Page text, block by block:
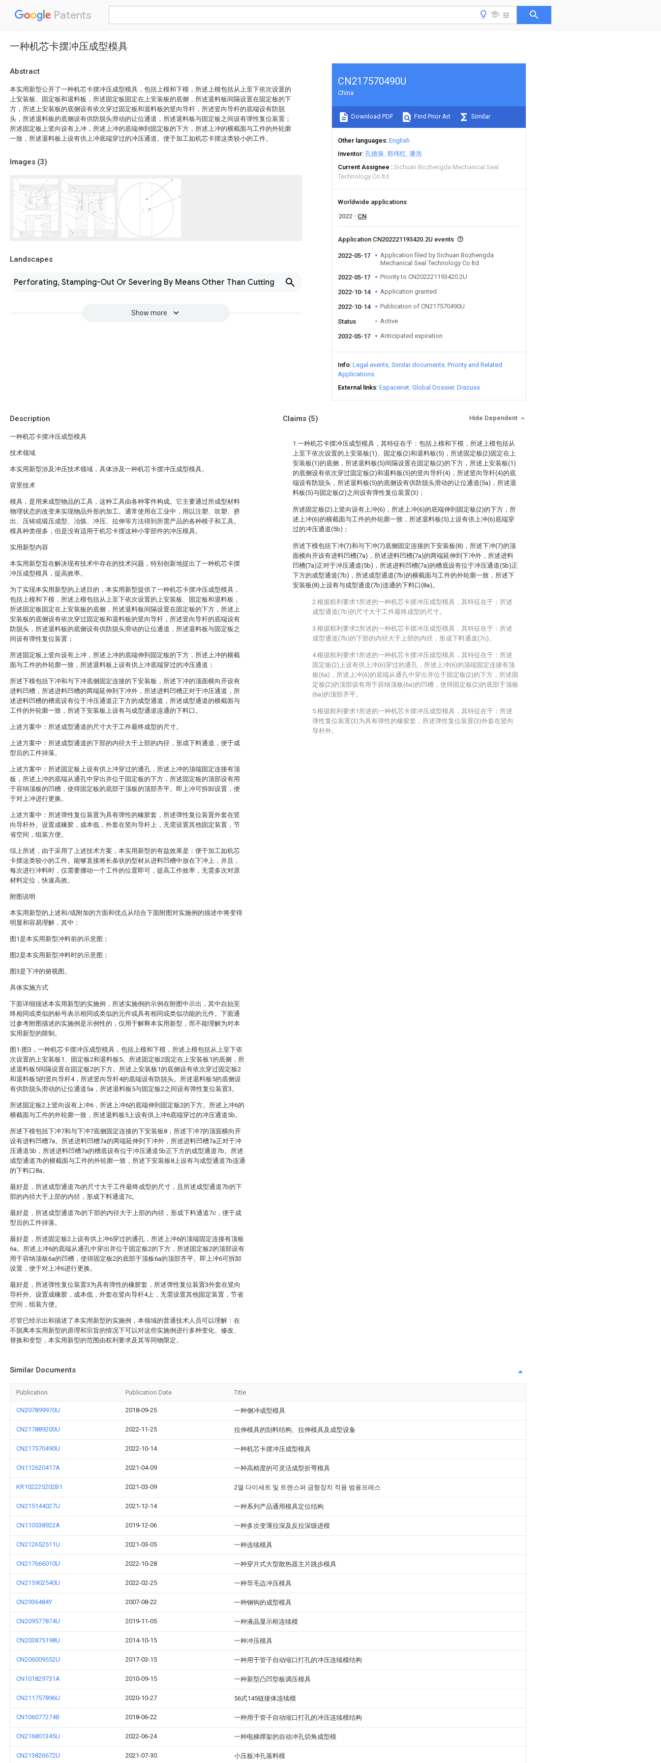
Patents
一种机芯卡摆冲压成型模具
Abstract
本实用新型公开了一种机芯卡摆冲压成型模具，包括上模和下模，所述上模包括从上至下依次设置的
上安装板、固定板和退料板，所述固定板固定在上安装板的底侧，所述退料板间隔设置在固定板的下
方，所述上安装板的底侧设有依次穿过固定板和退料板的竖向导杆，所述竖向导杆的底端设有防脱
头，所述退料板的底侧设有供防脱头滑动的让位通道，所述退料板与固定板之间设有弹性复位装置；
所述固定板上竖向设有上冲，所述上冲的底端伸到固定板的下方，所述上冲的横截面与工件的外轮廓
一致，所述退料板上设有供上冲底端穿过的冲压通道。便于加工如机芯卡摆这类较小的工件。
Images (3)
Landscapes
Perforating, Stamping-Out Or Severing By Means Other Than Cutting
Show more
CN217570490U
China
Download PDF Find Prior Art Similar
Other languages English
Inventor 孔德泉 郑伟红 潘浩
Current Assignee
Sichuan Bozhengda Mechanical Seal
Technology Co ltd
Worldwide applications
2022
CN
Application CN202221193420.2U events
2022-05-17
Application filed by Sichuan Bozhengda
Mechanical Seal Technology Co ltd
2022-05-17
Priority to CN202221193420.2U
2022-10-14 Application granted
2022-10-14 Publication of CN217570490U
Status Active
2032-05-17 Anticipated expiration
Info Legal events Similar documents Priority and Related
Applications
External links Espacenet Global Dossier Discuss
Description
一种机芯卡摆冲压成型模具
技术领域
本实用新型涉及冲压技术领域，具体涉及一种机芯卡摆冲压成型模具。
背景技术
模具，是用来成型物品的工具，这种工具由各种零件构成。它主要通过所成型材料
物理状态的改变来实现物品外形的加工。通常使用在工业中，用以注塑、吹塑、挤
出、压铸或锻压成型、冶炼、冲压、拉伸等方法得到所需产品的各种模子和工具。
模具种类很多，但是没有适用于机芯卡摆这种小零部件的冲压模具。
实用新型内容
本实用新型旨在解决现有技术中存在的技术问题，特别创新地提出了一种机芯卡摆
冲压成型模具，提高效率。
为了实现本实用新型的上述目的，本实用新型提供了一种机芯卡摆冲压成型模具，
包括上模和下模，所述上模包括从上至下依次设置的上安装板、固定板和退料板，
所述固定板固定在上安装板的底侧，所述退料板间隔设置在固定板的下方，所述上
安装板的底侧设有依次穿过固定板和退料板的竖向导杆，所述竖向导杆的底端设有
防脱头，所述退料板的底侧设有供防脱头滑动的让位通道，所述退料板与固定板之
间设有弹性复位装置；
所述固定板上竖向设有上冲，所述上冲的底端伸到固定板的下方，所述上冲的横截
面与工件的外轮廓一致，所述退料板上设有供上冲底端穿过的冲压通道；
所述下模包括下冲和与下冲底侧固定连接的下安装板，所述下冲的顶面横向开设有
进料凹槽，所述进料凹槽的两端延伸到下冲外，所述进料凹槽正对于冲压通道，所
述进料凹槽的槽底设有位于冲压通道正下方的成型通道，所述成型通道的横截面与
工件的外轮廓一致，所述下安装板上设有与成型通道连通的下料口。
上述方案中：所述成型通道的尺寸大于工件最终成型的尺寸。
上述方案中：所述成型通道的下部的内径大于上部的内径，形成下料通道，便于成
型后的工件掉落。
上述方案中：所述固定板上设有供上冲穿过的通孔，所述上冲的顶端固定连接有顶
板，所述上冲的底端从通孔中穿出并位于固定板的下方，所述固定板的顶部设有用
于容纳顶板的凹槽，使得固定板的底部于顶板的顶部齐平。即上冲可拆卸设置，便
于对上冲进行更换。
上述方案中：所述弹性复位装置为具有弹性的橡胶套，所述弹性复位装置外套在竖
向导杆外。设置成橡胶，成本低，外套在竖向导杆上，无需设置其他固定装置，节
省空间，组装方便。
综上所述，由于采用了上述技术方案，本实用新型的有益效果是：便于加工如机芯
卡摆这类较小的工件。能够直接将长条状的型材从进料凹槽中放在下冲上，并且，
每次进行冲料时，仅需要挪动一个工件的位置即可，提高工作效率，无需多次对原
材料定位，快速高效。
附图说明
本实用新型的上述和/或附加的方面和优点从结合下面附图对实施例的描述中将变得
明显和容易理解，其中：
图1是本实用新型冲料前的示意图；
图2是本实用新型冲料时的示意图；
图3是下冲的俯视图。
具体实施方式
下面详细描述本实用新型的实施例，所述实施例的示例在附图中示出，其中自始至
终相同或类似的标号表示相同或类似的元件或具有相同或类似功能的元件。下面通
过参考附图描述的实施例是示例性的，仅用于解释本实用新型，而不能理解为对本
实用新型的限制。
图1-图3，一种机芯卡摆冲压成型模具，包括上模和下模，所述上模包括从上至下依
次设置的上安装板1、固定板2和退料板5。所述固定板2固定在上安装板1的底侧，所
述退料板5间隔设置在固定板2的下方。所述上安装板1的底侧设有依次穿过固定板2
和退料板5的竖向导杆4，所述竖向导杆4的底端设有防脱头。所述退料板5的底侧设
有供防脱头滑动的让位通道5a，所述退料板5与固定板2之间设有弹性复位装置3。
所述固定板2上竖向设有上冲6，所述上冲6的底端伸到固定板2的下方。所述上冲6的
横截面与工件的外轮廓一致，所述退料板5上设有供上冲6底端穿过的冲压通道5b。
所述下模包括下冲7和与下冲7底侧固定连接的下安装板8，所述下冲7的顶面横向开
设有进料凹槽7a。所述进料凹槽7a的两端延伸到下冲外，所述进料凹槽7a正对于冲
压通道5b，所述进料凹槽7a的槽底设有位于冲压通道5b正下方的成型通道7b。所述
成型通道7b的横截面与工件的外轮廓一致，所述下安装板8上设有与成型通道7b连通
的下料口8a。
最好是，所述成型通道7b的尺寸大于工件最终成型的尺寸，且所述成型通道7b的下
部的内径大于上部的内径，形成下料通道7c。
最好是，所述成型通道7b的下部的内径大于上部的内径，形成下料通道7c，便于成
型后的工件掉落。
最好是，所述固定板2上设有供上冲6穿过的通孔，所述上冲6的顶端固定连接有顶板
6a。所述上冲6的底端从通孔中穿出并位于固定板2的下方，所述固定板2的顶部设有
用于容纳顶板6a的凹槽，使得固定板2的底部于顶板6a的顶部齐平。即上冲6可拆卸
设置，便于对上冲6进行更换。
最好是，所述弹性复位装置3为具有弹性的橡胶套，所述弹性复位装置3外套在竖向
导杆外。设置成橡胶，成本低，外套在竖向导杆4上，无需设置其他固定装置，节省
空间，组装方便。
尽管已经示出和描述了本实用新型的实施例，本领域的普通技术人员可以理解：在
不脱离本实用新型的原理和宗旨的情况下可以对这些实施例进行多种变化、修改、
替换和变型，本实用新型的范围由权利要求及其等同物限定。
Claims (5) Hide Dependent
1.一种机芯卡摆冲压成型模具，其特征在于：包括上模和下模，所述上模包括从
上至下依次设置的上安装板(1)、固定板(2)和退料板(5)，所述固定板(2)固定在上
安装板(1)的底侧，所述退料板(5)间隔设置在固定板(2)的下方，所述上安装板(1)
的底侧设有依次穿过固定板(2)和退料板(5)的竖向导杆(4)，所述竖向导杆(4)的底
端设有防脱头，所述退料板(5)的底侧设有供防脱头滑动的让位通道(5a)，所述退
料板(5)与固定板(2)之间设有弹性复位装置(3)；
所述固定板(2)上竖向设有上冲(6)，所述上冲(6)的底端伸到固定板(2)的下方，所
述上冲(6)的横截面与工件的外轮廓一致，所述退料板(5)上设有供上冲(6)底端穿
过的冲压通道(5b)；
所述下模包括下冲(7)和与下冲(7)底侧固定连接的下安装板(8)，所述下冲(7)的顶
面横向开设有进料凹槽(7a)，所述进料凹槽(7a)的两端延伸到下冲外，所述进料
凹槽(7a)正对于冲压通道(5b)，所述进料凹槽(7a)的槽底设有位于冲压通道(5b)正
下方的成型通道(7b)，所述成型通道(7b)的横截面与工件的外轮廓一致，所述下
安装板(8)上设有与成型通道(7b)连通的下料口(8a)。
2.根据权利要求1所述的一种机芯卡摆冲压成型模具，其特征在于：所述
成型通道(7b)的尺寸大于工件最终成型的尺寸。
3.根据权利要求2所述的一种机芯卡摆冲压成型模具，其特征在于：所述
成型通道(7b)的下部的内径大于上部的内径，形成下料通道(7c)。
4.根据权利要求1所述的一种机芯卡摆冲压成型模具，其特征在于：所述
固定板(2)上设有供上冲(6)穿过的通孔，所述上冲(6)的顶端固定连接有顶
板(6a)，所述上冲(6)的底端从通孔中穿出并位于固定板(2)的下方，所述固
定板(2)的顶部设有用于容纳顶板(6a)的凹槽，使得固定板(2)的底部于顶板
(6a)的顶部齐平。
5.根据权利要求1所述的一种机芯卡摆冲压成型模具，其特征在于：所述
弹性复位装置(3)为具有弹性的橡胶套，所述弹性复位装置(3)外套在竖向
导杆外。
Similar Documents
Publication Publication Date Title
CN207899970U 2018-09-25 一种侧冲成型模具
CN217889200U 2022-11-25 拉伸模具的刮料结构、拉伸模具及成型设备
CN217570490U 2022-10-14 一种机芯卡摆冲压成型模具
CN112620417A 2021-04-09 一种高精度的可灵活成型折弯模具
KR102225202B1 2021-03-09 2열 다이세트 및 트랜스퍼 금형장치 적용 범용프레스
CN215144027U 2021-12-14 一种系列产品通用模具定位结构
CN110538922A 2019-12-06 一种多次变薄拉深及反拉深级进模
CN212652511U 2021-03-05 一种连续模具
CN217666010U 2022-10-28 一种穿片式大型散热器主片跳步模具
CN215902540U 2022-02-25 一种导毛边冲压模具
CN2936484Y 2007-08-22 一种钢钩的成型模具
CN209577874U 2019-11-05 一种液晶显示框连续模
CN203875198U 2014-10-15 一种冲压模具
CN206009552U 2017-03-15 一种用于管子自动缩口打孔的冲压连续模结构
CN101829731A 2010-09-15 一种新型凸凹型板调压模具
CN211757896U 2020-10-27 56式145链接体连续模
CN106077274B 2018-06-22 一种用于管子自动缩口打孔的冲压连续模结构
CN216801345U 2022-06-24 一种电梯撑架的自动冲孔切角成型模
CN213826672U 2021-07-30 小压板冲孔落料模